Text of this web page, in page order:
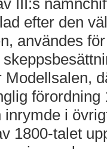
III:s
efter den
användes
Modellsalen,
inrymde i
1800-talet